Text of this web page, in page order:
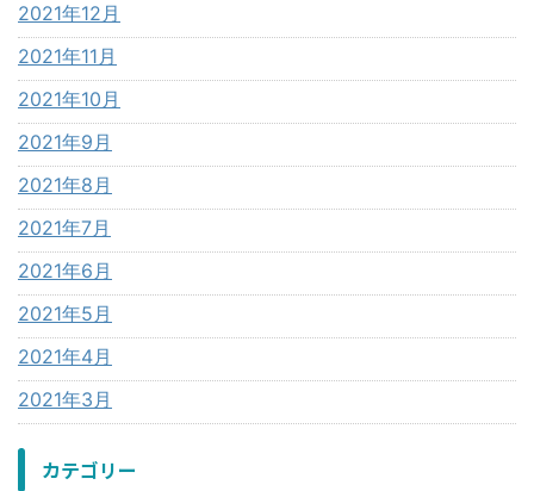
2021年12月
2021年11月
2021年10月
2021年9月
2021年8月
2021年7月
2021年6月
2021年5月
2021年4月
2021年3月
カテゴリー